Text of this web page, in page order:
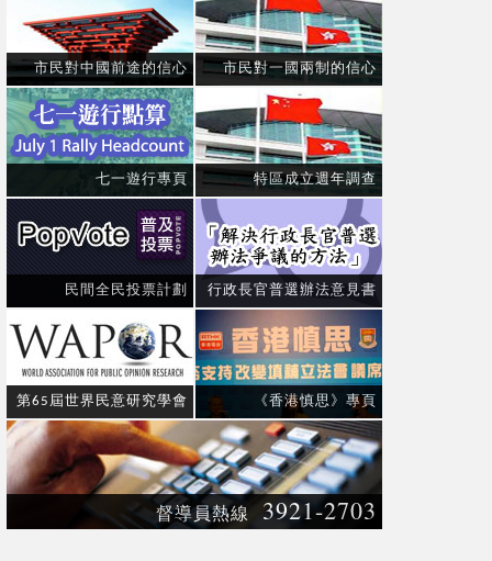
市民對中國前途的信心 市民對一國兩制的信心
七一遊行專頁 特區成立週年調查
民間全民投票計劃 行政長官普選辦法意見書
第65屆世界民意研究學會 《香港慎思》專頁
督導員熱線 3921-2703